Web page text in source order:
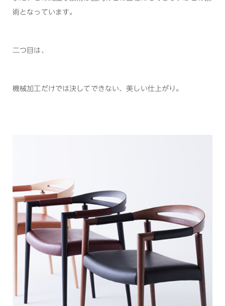
術となっています。
二つ目は、
機械加工だけでは決してできない、美しい仕上がり。